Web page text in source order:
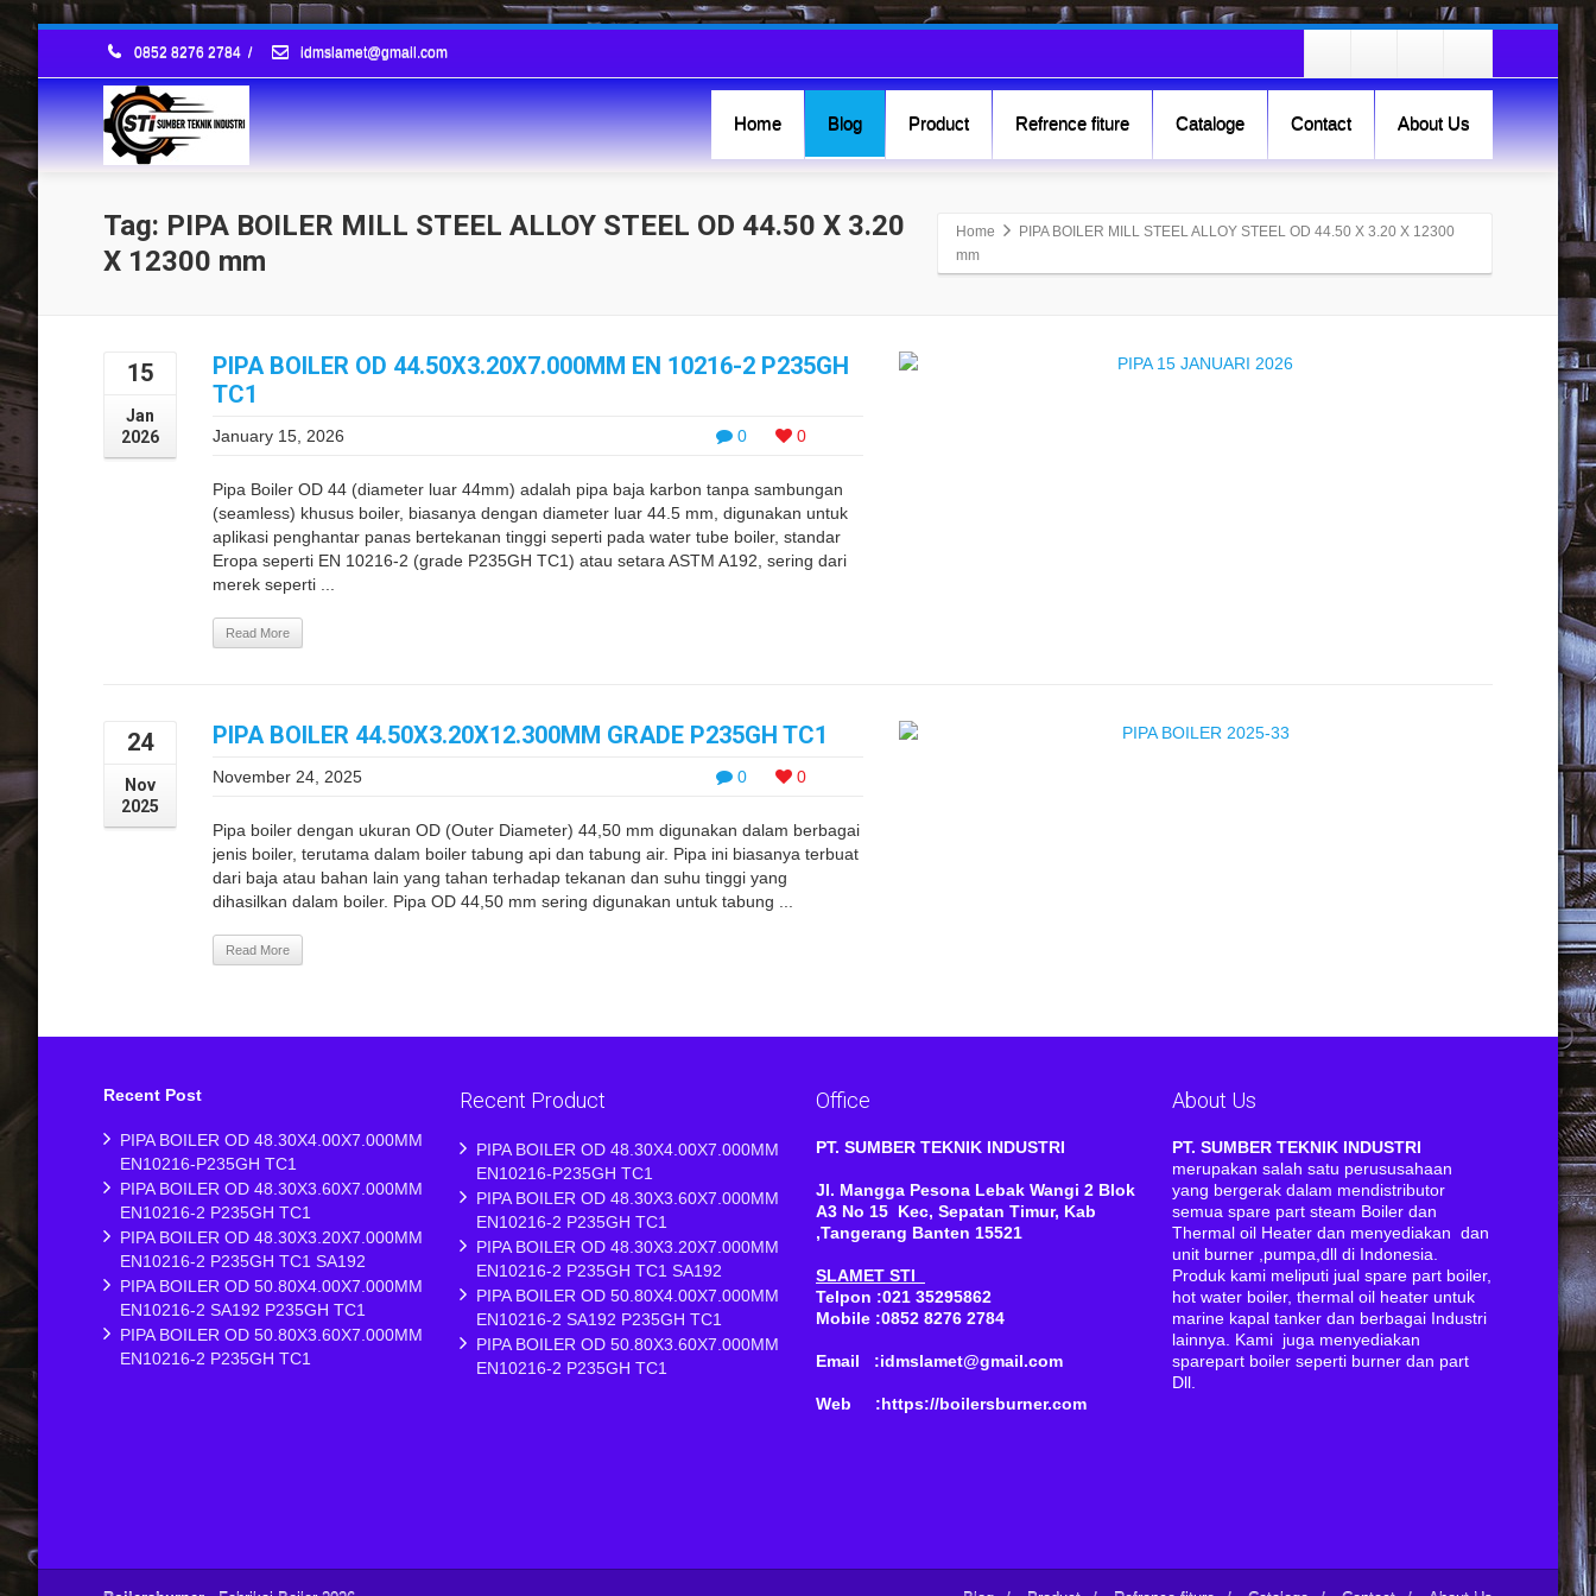
0852 8276 2784 / idmslamet@gmail.com
Home Blog Product Refrence fiture Cataloge Contact About Us
Tag: PIPA BOILER MILL STEEL ALLOY STEEL OD 44.50 X 3.20
X 12300 mm
Home
PIPA BOILER MILL STEEL ALLOY STEEL OD 44.50 X 3.20 X 12300
mm
15
Jan
2026
PIPA BOILER OD 44.50X3.20X7.000MM EN 10216-2 P235GH
TC1
0 0
January 15, 2026
Pipa Boiler OD 44 (diameter luar 44mm) adalah pipa baja karbon tanpa sambungan
(seamless) khusus boiler, biasanya dengan diameter luar 44.5 mm, digunakan untuk
aplikasi penghantar panas bertekanan tinggi seperti pada water tube boiler, standar
Eropa seperti EN 10216-2 (grade P235GH TC1) atau setara ASTM A192, sering dari
merek seperti ...
Read More
24
Nov
2025
PIPA BOILER 44.50X3.20X12.300MM GRADE P235GH TC1
0 0
November 24, 2025
Pipa boiler dengan ukuran OD (Outer Diameter) 44,50 mm digunakan dalam berbagai
jenis boiler, terutama dalam boiler tabung api dan tabung air. Pipa ini biasanya terbuat
dari baja atau bahan lain yang tahan terhadap tekanan dan suhu tinggi yang
dihasilkan dalam boiler. Pipa OD 44,50 mm sering digunakan untuk tabung ...
Read More
Recent Post
PIPA BOILER OD 48.30X4.00X7.000MM
EN10216-P235GH TC1
PIPA BOILER OD 48.30X3.60X7.000MM
EN10216-2 P235GH TC1
PIPA BOILER OD 48.30X3.20X7.000MM
EN10216-2 P235GH TC1 SA192
PIPA BOILER OD 50.80X4.00X7.000MM
EN10216-2 SA192 P235GH TC1
PIPA BOILER OD 50.80X3.60X7.000MM
EN10216-2 P235GH TC1
Recent Product
PIPA BOILER OD 48.30X4.00X7.000MM
EN10216-P235GH TC1
PIPA BOILER OD 48.30X3.60X7.000MM
EN10216-2 P235GH TC1
PIPA BOILER OD 48.30X3.20X7.000MM
EN10216-2 P235GH TC1 SA192
PIPA BOILER OD 50.80X4.00X7.000MM
EN10216-2 SA192 P235GH TC1
PIPA BOILER OD 50.80X3.60X7.000MM
EN10216-2 P235GH TC1
Office
PT. SUMBER TEKNIK INDUSTRI
Jl. Mangga Pesona Lebak Wangi 2 Blok
A3 No 15 Kec, Sepatan Timur, Kab
,Tangerang Banten 15521
SLAMET STI
Telpon :021 35295862
Mobile :0852 8276 2784
Email :idmslamet@gmail.com
Web :https://boilersburner.com
About Us
PT. SUMBER TEKNIK INDUSTRI
merupakan salah satu perususahaan
yang bergerak dalam mendistributor
semua spare part steam Boiler dan
Thermal oil Heater dan menyediakan dan
unit burner ,pumpa,dll di Indonesia.
Produk kami meliputi jual spare part boiler,
hot water boiler, thermal oil heater untuk
marine kapal tanker dan berbagai Industri
lainnya. Kami juga menyediakan
sparepart boiler seperti burner dan part
Dll.